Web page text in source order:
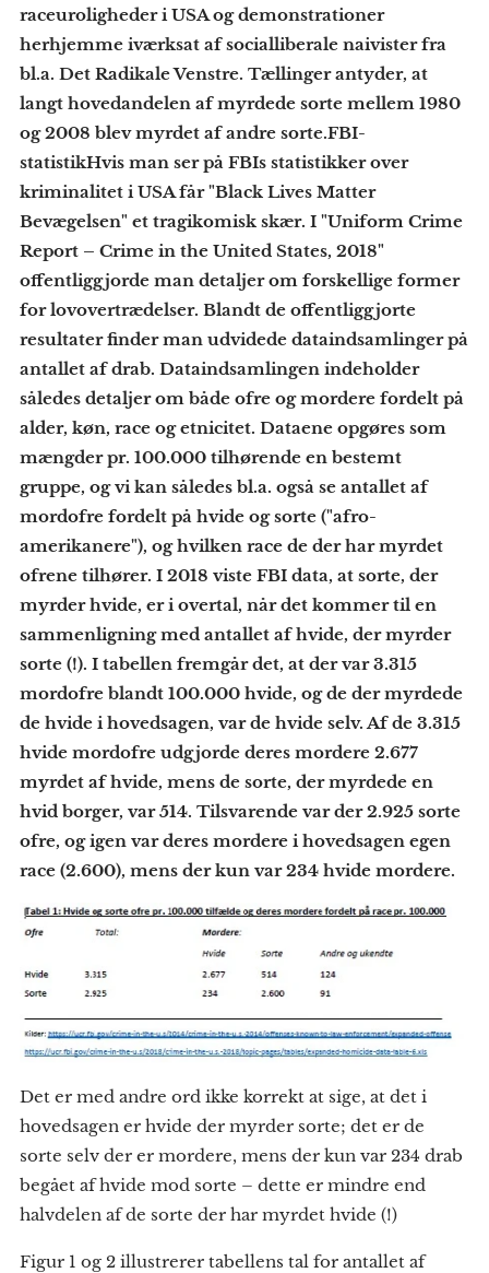
raceuroligheder i USA og demonstrationer
herhjemme iværksat af socialliberale naivister fra
bl.a. Det Radikale Venstre. Tællinger antyder, at
langt hovedandelen af myrdede sorte mellem 1980
og 2008 blev myrdet af andre sorte.FBI-
statistikHvis man ser på FBIs statistikker over
kriminalitet i USA får "Black Lives Matter
Bevægelsen" et tragikomisk skær. I "Uniform Crime
Report – Crime in the United States, 2018"
offentliggjorde man detaljer om forskellige former
for lovovertrædelser. Blandt de offentliggjorte
resultater finder man udvidede dataindsamlinger på
antallet af drab. Dataindsamlingen indeholder
således detaljer om både ofre og mordere fordelt på
alder, køn, race og etnicitet. Dataene opgøres som
mængder pr. 100.000 tilhørende en bestemt
gruppe, og vi kan således bl.a. også se antallet af
mordofre fordelt på hvide og sorte ("afro-
amerikanere"), og hvilken race de der har myrdet
ofrene tilhører. I 2018 viste FBI data, at sorte, der
myrder hvide, er i overtal, når det kommer til en
sammenligning med antallet af hvide, der myrder
sorte (!). I tabellen fremgår det, at der var 3.315
mordofre blandt 100.000 hvide, og de der myrdede
de hvide i hovedsagen, var de hvide selv. Af de 3.315
hvide mordofre udgjorde deres mordere 2.677
myrdet af hvide, mens de sorte, der myrdede en
hvid borger, var 514. Tilsvarende var der 2.925 sorte
ofre, og igen var deres mordere i hovedsagen egen
race (2.600), mens der kun var 234 hvide mordere.
Det er med andre ord ikke korrekt at sige, at det i
hovedsagen er hvide der myrder sorte; det er de
sorte selv der er mordere, mens der kun var 234 drab
begået af hvide mod sorte – dette er mindre end
halvdelen af de sorte der har myrdet hvide (!)
Figur 1 og 2 illustrerer tabellens tal for antallet af